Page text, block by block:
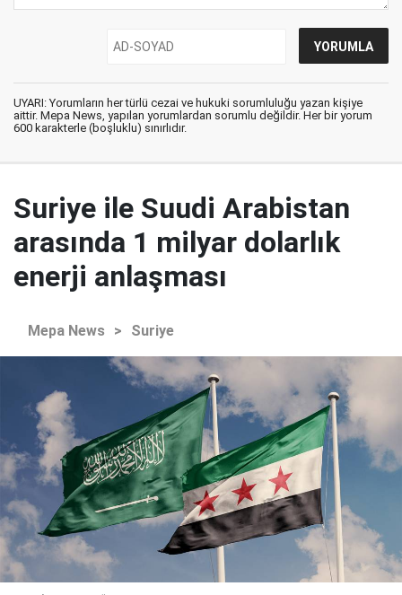
UYARI: Yorumların her türlü cezai ve hukuki sorumluluğu yazan kişiye
aittir. Mepa News, yapılan yorumlardan sorumlu değildir. Her bir yorum
600 karakterle (boşluklu) sınırlıdır.
Suriye ile Suudi Arabistan
arasında 1 milyar dolarlık
enerji anlaşması
Mepa News > Suriye